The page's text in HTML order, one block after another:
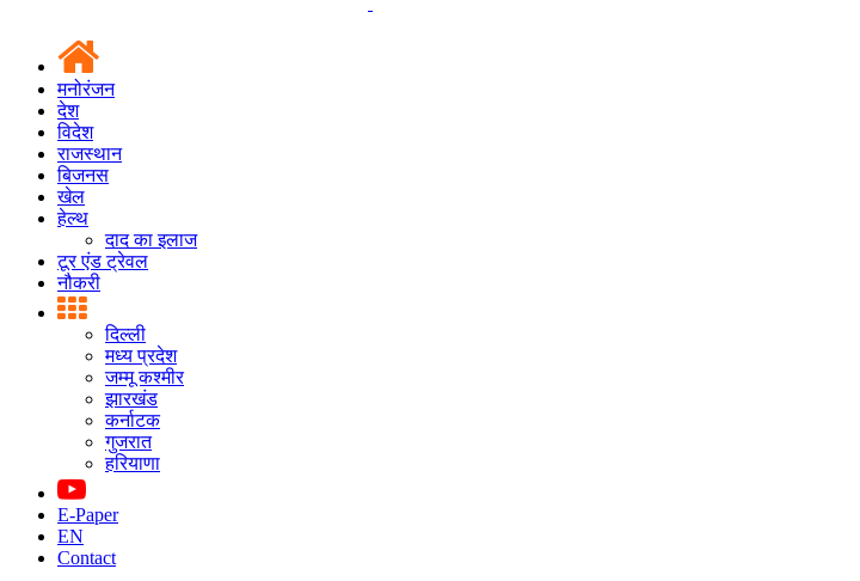
मनोरंजन
देश
विदेश
राजस्थान
बिजनस
खेल
हेल्थ
दाद का इलाज
टूर एंड ट्रेवल
नौकरी
दिल्ली
मध्य प्रदेश
जम्मू कश्मीर
झारखंड
कर्नाटक
गुजरात
हरियाणा
E-Paper
EN
Contact